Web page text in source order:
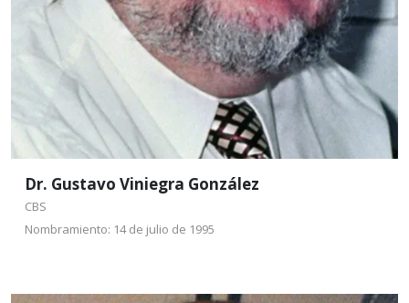
Dr. Gustavo Viniegra González
CBS
Nombramiento: 14 de julio de 1995
Biofísica en la Universidad de California, San
Francisco, USA, (1971).
Leer más